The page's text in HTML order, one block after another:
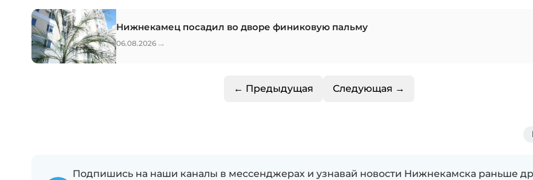
Нижнекамец посадил во дворе финиковую пальму
06.08.2026 →
← Предыдущая Следующая →
Подпишись на наши каналы в мессенджерах и узнавай новости Нижнекамска раньше